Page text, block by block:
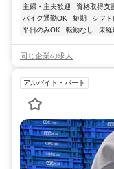
主婦・主夫歓迎
資格取得支
バイク通勤OK
短期 シフト
平日のみOK
転勤なし 未経
同じ企業の求人
アルバイト・パート